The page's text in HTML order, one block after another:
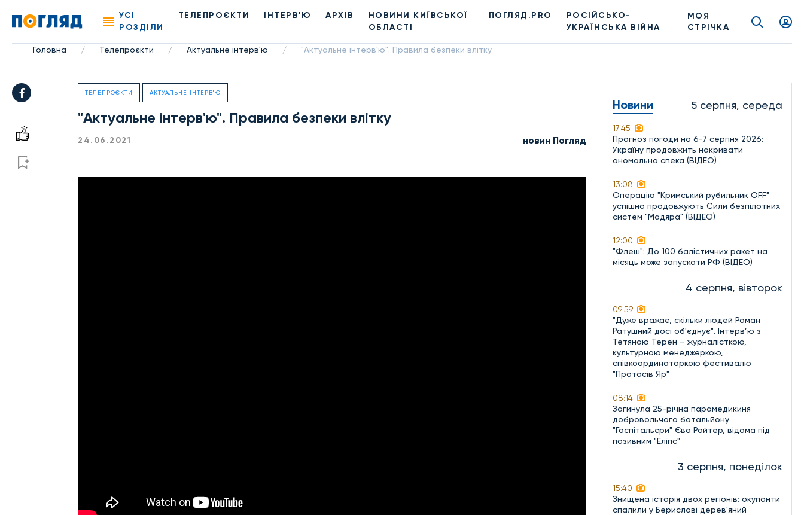
УСІ
РОЗДІЛИ
ТЕЛЕПРОЄКТИ ІНТЕРВ'Ю АРХІВ
НОВИНИ КИЇВСЬКОЇ
ОБЛАСТІ
ПОГЛЯД.PRO
РОСІЙСЬКО-
УКРАЇНСЬКА ВІЙНА
МОЯ
СТРІЧКА
Головна / Телепроєкти / Актуальне інтерв'ю / "Актуальне інтерв'ю". Правила безпеки влітку
ТЕЛЕПРОЄКТИ АКТУАЛЬНЕ ІНТЕРВ'Ю
"Актуальне інтерв'ю". Правила безпеки влітку
24.06.2021 новин Погляд
Новини 5 серпня, середа
17:45
Прогноз погоди на 6-7 серпня 2026:
Україну продовжить накривати
аномальна спека (ВІДЕО)
13:08
Операцію "Кримський рубильник OFF"
успішно продовжують Сили безпілотних
систем "Мадяра" (ВІДЕО)
12:00
"Флеш": До 100 балістичних ракет на
місяць може запускати РФ (ВІДЕО)
4 серпня, вівторок
09:59
"Дуже вражає, скільки людей Роман
Ратушний досі об'єднує". Інтерв’ю з
Тетяною Терен – журналісткою,
культурною менеджеркою,
співкоординаторкою фестивалю
"Протасів Яр"
08:14
Загинула 25-річна парамедикиня
добровольчого батальйону
"Госпітальєри" Єва Ройтер, відома під
позивним "Еліпс"
3 серпня, понеділок
15:40
Знищена історія двох регіонів: окупанти
спалили у Бериславі дерев'яний